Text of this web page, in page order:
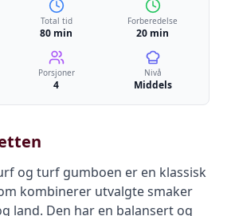
Total tid
80 min
Forberedelse
20 min
Porsjoner
4
Nivå
Middels
og turf gumboen er en klassisk
kombinerer utvalgte smaker
land. Den har en balansert og